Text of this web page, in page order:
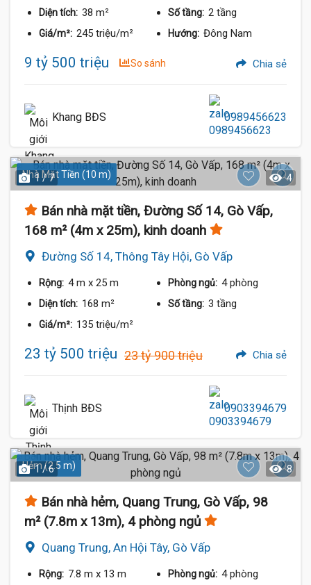
Diện tích: 38 m² Số tầng: 2 tầng
Giá/m²: 245 triệu/m² Hướng: Đông Nam
9 tỷ 500 triệu So sánh Chia sẻ
Khang BĐS 0989456623
Nhà Mặt Tiền (10 m)
1 / 7 4
Bán nhà mặt tiền, Đường Số 14, Gò Vấp,
168 m² (4m x 25m), kinh doanh
Đường Số 14, Thông Tây Hội, Gò Vấp
Rộng: 4 m x 25 m Phòng ngủ: 4 phòng
Diện tích: 168 m² Số tầng: 3 tầng
Giá/m²: 135 triệu/m²
23 tỷ 500 triệu 23 tỷ 900 triệu Chia sẻ
Thịnh BĐS 0903394679
Hẻm (2.5 m)
1 / 6 8
Bán nhà hẻm, Quang Trung, Gò Vấp, 98
m² (7.8m x 13m), 4 phòng ngủ
Quang Trung, An Hội Tây, Gò Vấp
Rộng: 7.8 m x 13 m Phòng ngủ: 4 phòng